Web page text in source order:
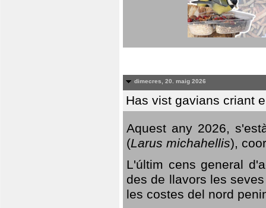
dimecres, 20. maig 2026
Has vist gavians criant
Aquest any 2026,
(Larus michahellis),
L'últim cens general
des de llavors les
les costes del nord